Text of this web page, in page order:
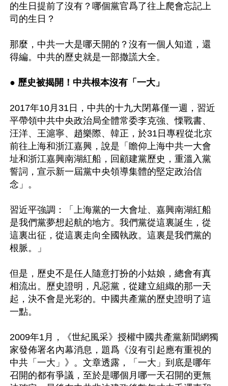
的生日提前了沒有？哪個黨官爲了往上爬會忘記上
司的生日？
那麼，中共一大是哪天開的？沒有一個人知道，還
得編。中共的歷史就是一部撒謊大全。
● 歷史被揭開！中共根本沒有「一大」
2017年10月31日，中共的十九大閉幕僅一週，習近
平帶領中共中央政治局全體常委李克強、慄戰書、
汪洋、王滬寧、趙樂際、韓正，於31日專程從北京
前往上海和浙江嘉興，說是「瞻仰上海中共一大會
址和浙江嘉興南湖紅船，回顧建黨歷史，重溫入黨
誓詞，宣示新一屆黨中央領導集體的堅定政治信
念」。
習近平強調：「上海黨的一大會址、嘉興南湖紅船
是我們黨夢想起航的地方。我們黨從這裏誕生，從
這裏出征，從這裏走向全國執政。這裏是我們黨的
根脈。」
但是，歷史不是任人隨意打扮的小姑娘，總會有真
相流出。歷史證明，凡惡黨，從建立組織的那一天
起，決不會是光彩的。中國共產黨的歷史證明了這
一點。
2009年1月，《世紀風采》授權中國共產黨新聞網獨
家發佈署名內幕消息，題爲《沒有引起應有重視的
中共「一大」》。文章透露，「一大」到底是哪年
召開的都有爭議，至於是哪個月哪一天召開的更無